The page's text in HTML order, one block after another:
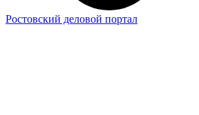
Ростовский деловой портал